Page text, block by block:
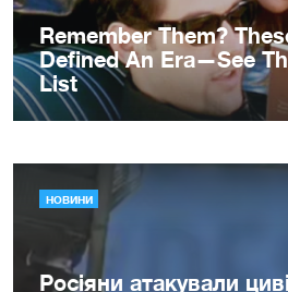
НОВИНИ
Росіяни атакували